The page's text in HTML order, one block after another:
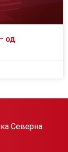
од
Северна